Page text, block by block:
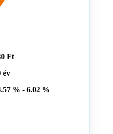
Ft
év
% - 6.02 %